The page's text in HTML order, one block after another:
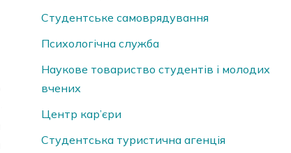
Студентське самоврядування
Психологічна служба
Наукове товариство студентів і молодих
вчених
Центр кар’єри
Студентська туристична агенція